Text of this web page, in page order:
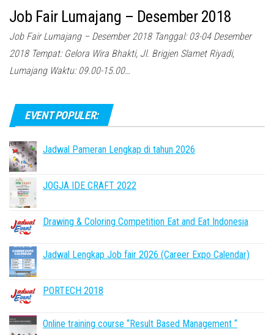
Job Fair Lumajang – Desember 2018
Job Fair Lumajang – Desember 2018 Tanggal: 03-04 Desember
2018 Tempat: Gelora Wira Bhakti, Jl. Brigjen Slamet Riyadi,
Lumajang Waktu: 09.00-15.00…
EVENT POPULER:
Jadwal Pameran Lengkap di tahun 2026
JOGJA IDE CRAFT 2022
Drawing & Coloring Competition Eat and Eat Indonesia
Jadwal Lengkap Job fair 2026 (Career Expo Calendar)
PORTECH 2018
Online training course “Result Based Management “